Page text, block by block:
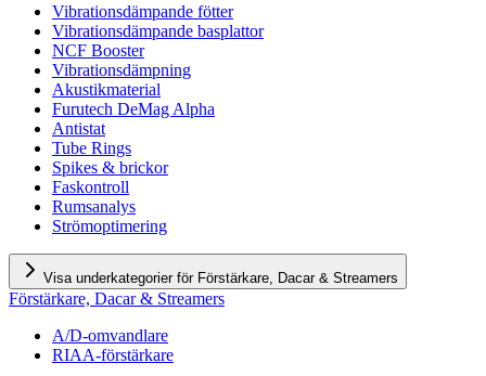
Vibrationsdämpande fötter
Vibrationsdämpande basplattor
NCF Booster
Vibrationsdämpning
Akustikmaterial
Furutech DeMag Alpha
Antistat
Tube Rings
Spikes & brickor
Faskontroll
Rumsanalys
Strömoptimering
Visa underkategorier för Förstärkare, Dacar & Streamers
Förstärkare, Dacar & Streamers
A/D-omvandlare
RIAA-förstärkare